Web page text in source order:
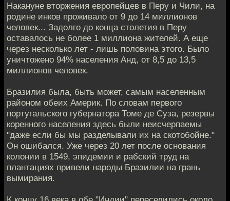
Накануне вторжения европейцев в Перу и Чили, на
родине инков проживало от 9 до 14 миллионов
человек... Задолго до конца столетия в Перу
оставалось не более 1 миллиона жителей. А еще
через несколько лет - лишь половина этого. Было
уничтожено 94% населения Анд, от 8,5 до 13,5
миллионов человек.
Бразилия была, быть может, самым населенным
районом обеих Америк. По словам первого
португальского губернатора Томе де Суза, резервы
коренного населения здесь были неисчерпаемы
"даже если бы мы разделывали их на скотобойне."
Он ошибался. Уже через 20 лет после основания
колонии в 1549, эпидемии и рабский труд на
плантациях привели народы Бразилии на грань
вымирания.